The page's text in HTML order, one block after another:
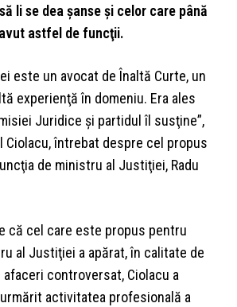
li se dea şanse şi celor care până
astfel de funcţii.
este un avocat de Înaltă Curte, un
experienţă în domeniu. Era ales
Juridice şi partidul îl susţine”,
Ciolacu, întrebat despre cel propus
de ministru al Justiţiei, Radu
că cel care este propus pentru
al Justiţiei a apărat, în calitate de
afaceri controversat, Ciolacu a
activitatea profesională a